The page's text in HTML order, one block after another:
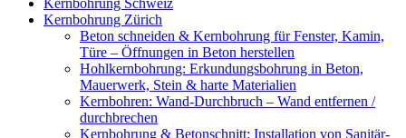
Kernbohrung Schweiz
Kernbohrung Zürich
Beton schneiden & Kernbohrung für Fenster, Kamin,
Türe – Öffnungen in Beton herstellen
Hohlkernbohrung: Erkundungsbohrung in Beton,
Mauerwerk, Stein & harte Materialien
Kernbohren: Wand-Durchbruch – Wand entfernen /
durchbrechen
Kernbohrung & Betonschnitt: Installation von Sanitär-